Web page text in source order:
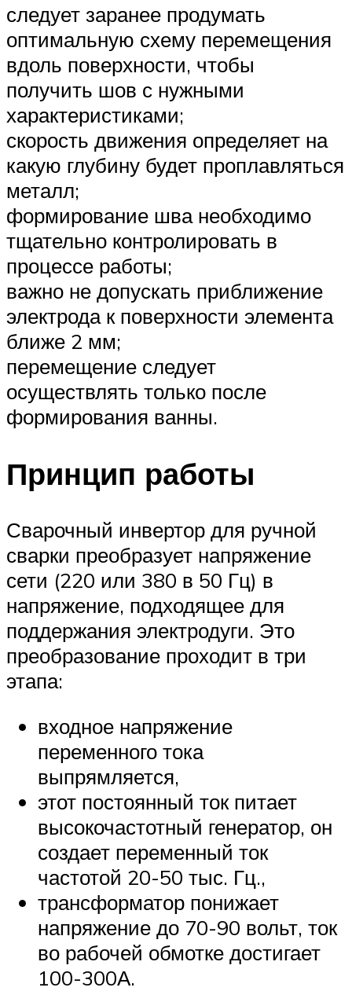
следует заранее продумать
оптимальную схему перемещения
вдоль поверхности, чтобы
получить шов с нужными
характеристиками;
скорость движения определяет на
какую глубину будет проплавляться
металл;
формирование шва необходимо
тщательно контролировать в
процессе работы;
важно не допускать приближение
электрода к поверхности элемента
ближе 2 мм;
перемещение следует
осуществлять только после
формирования ванны.
Принцип работы
Сварочный инвертор для ручной
сварки преобразует напряжение
сети (220 или 380 в 50 Гц) в
напряжение, подходящее для
поддержания электродуги. Это
преобразование проходит в три
этапа:
входное напряжение
переменного тока
выпрямляется,
этот постоянный ток питает
высокочастотный генератор, он
создает переменный ток
частотой 20-50 тыс. Гц.,
трансформатор понижает
напряжение до 70-90 вольт, ток
во рабочей обмотке достигает
100-300А.